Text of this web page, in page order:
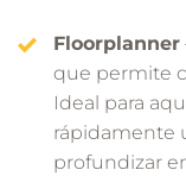
Floorplanner
que permite
Ideal para
rápidamente
profundizar